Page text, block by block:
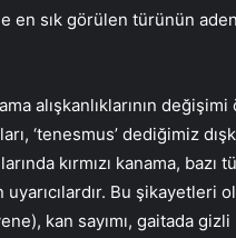
en sık görülen türünün
alışkanlıklarının
‘tenesmus’ dediğimiz
kırmızı kanama,
Bu şikayetleri
kan sayımı, gaitada gizli